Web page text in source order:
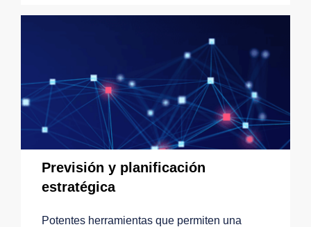
Previsión y planificación
estratégica
Potentes herramientas que permiten una